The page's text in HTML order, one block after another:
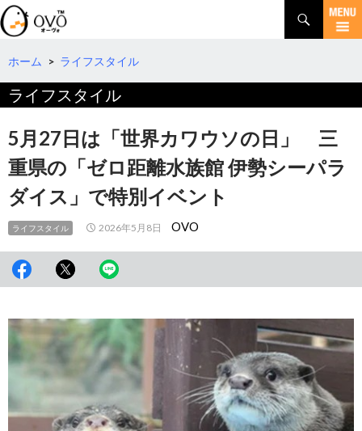
検
索
コ
テ
ツ
へ
移
動
ホーム > ライフスタイル
ライフスタイル
5月27日は「世界カワウソの日」 三
重県の「ゼロ距離水族館 伊勢シーパラ
ダイス」で特別イベント
ライフスタイル 2026年5月8日 OVO